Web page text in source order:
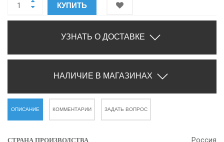
КУПИТЬ
УЗНАТЬ О ДОСТАВКЕ
НАЛИЧИЕ В МАГАЗИНАХ
ОПИСАНИЕ КОММЕНТАРИИ ЗАДАТЬ ВОПРОС
СТРАНА ПРОИЗВОДСТВА Россия